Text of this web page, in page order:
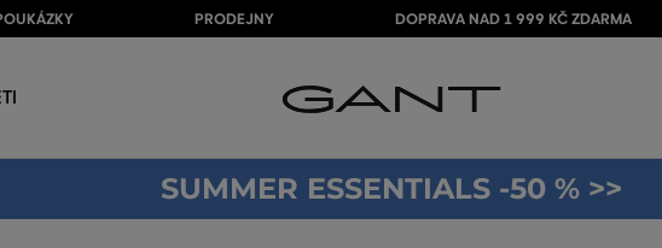
PRODEJNY DOPRAVA NAD 1 999 KČ ZDARMA
SUMMER ESSENTIALS -50 % >>